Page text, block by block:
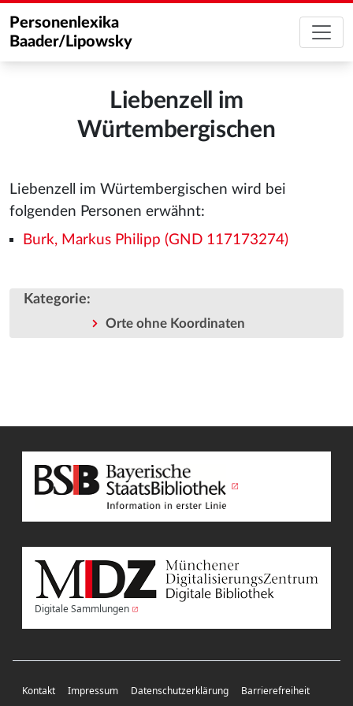
Personenlexika
Baader/Lipowsky
Liebenzell im
Würtembergischen
Liebenzell im Würtembergischen wird bei
folgenden Personen erwähnt:
Burk, Markus Philipp (GND 117173274)
Kategorie:
Orte ohne Koordinaten
Digitale Sammlungen
Kontakt Impressum Datenschutzerklärung Barrierefreiheit